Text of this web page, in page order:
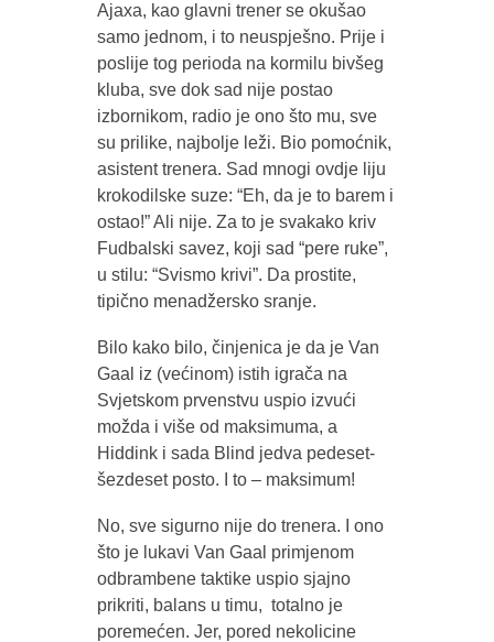
Ajaxa, kao glavni trener se okušao
samo jednom, i to neuspješno. Prije i
poslije tog perioda na kormilu bivšeg
kluba, sve dok sad nije postao
izbornikom, radio je ono što mu, sve
su prilike, najbolje leži. Bio pomoćnik,
asistent trenera. Sad mnogi ovdje liju
krokodilske suze: “Eh, da je to barem i
ostao!” Ali nije. Za to je svakako kriv
Fudbalski savez, koji sad “pere ruke”,
u stilu: “Svismo krivi”. Da prostite,
tipično menadžersko sranje.
Bilo kako bilo, činjenica je da je Van
Gaal iz (većinom) istih igrača na
Svjetskom prvenstvu uspio izvući
možda i više od maksimuma, a
Hiddink i sada Blind jedva pedeset-
šezdeset posto. I to – maksimum!
No, sve sigurno nije do trenera. I ono
što je lukavi Van Gaal primjenom
odbrambene taktike uspio sjajno
prikriti, balans u timu, totalno je
poremećen. Jer, pored nekolicine